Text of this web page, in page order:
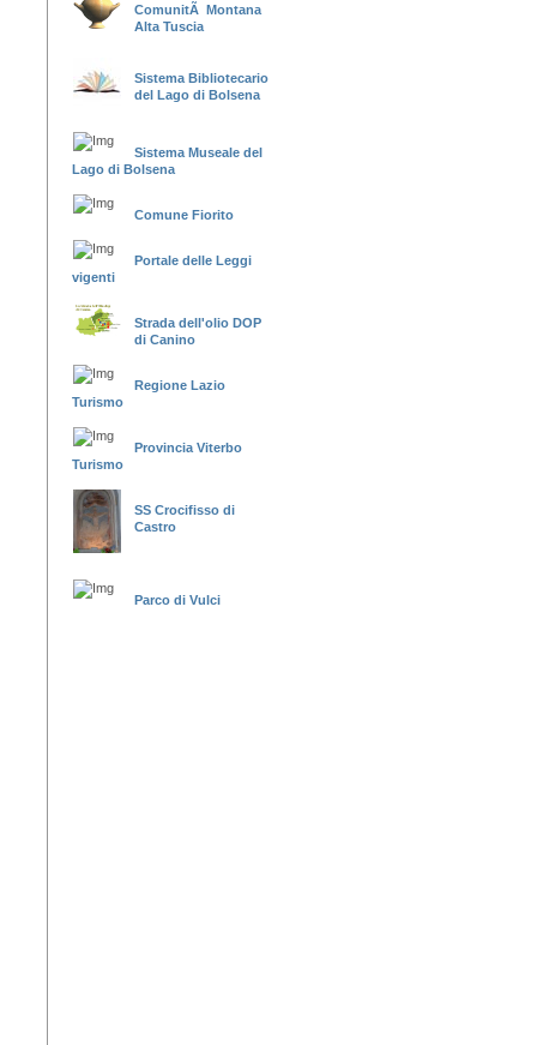
ComunitÃ Montana
Alta Tuscia
Sistema Bibliotecario
del Lago di Bolsena
Sistema Museale del
Lago di Bolsena
Comune Fiorito
Portale delle Leggi
vigenti
Strada dell'olio DOP
di Canino
Regione Lazio
Turismo
Provincia Viterbo
Turismo
SS Crocifisso di
Castro
Parco di Vulci